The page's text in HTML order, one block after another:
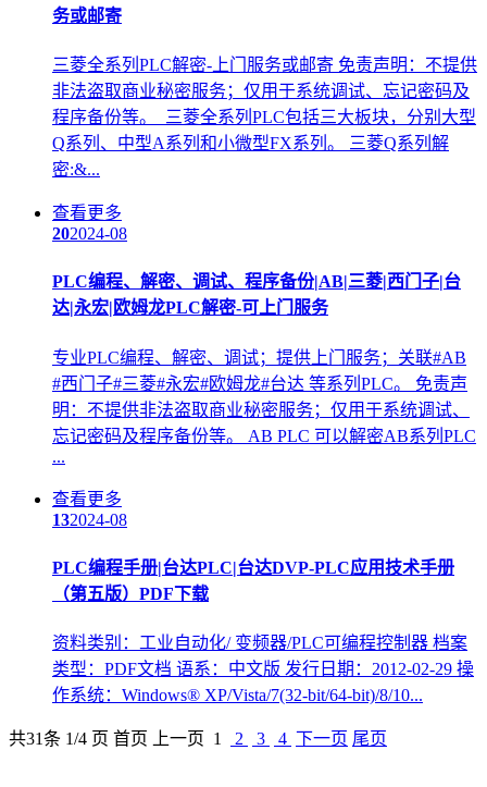
务或邮寄
三菱全系列PLC解密-上门服务或邮寄 免责声明：不提供
非法盗取商业秘密服务；仅用于系统调试、忘记密码及
程序备份等。 三菱全系列PLC包括三大板块，分别大型
Q系列、中型A系列和小微型FX系列。 三菱Q系列解
密:&...
查看更多
202024-08
PLC编程、解密、调试、程序备份|AB|三菱|西门子|台
达|永宏|欧姆龙PLC解密-可上门服务
专业PLC编程、解密、调试；提供上门服务；关联#AB
#西门子#三菱#永宏#欧姆龙#台达 等系列PLC。 免责声
明：不提供非法盗取商业秘密服务；仅用于系统调试、
忘记密码及程序备份等。 AB PLC 可以解密AB系列PLC
...
查看更多
132024-08
PLC编程手册|台达PLC|台达DVP-PLC应用技术手册
（第五版）PDF下载
资料类别：工业自动化/ 变频器/PLC可编程控制器 档案
类型：PDF文档 语系：中文版 发行日期：2012-02-29 操
作系统：Windows® XP/Vista/7(32-bit/64-bit)/8/10...
共31条 1/4 页 首页 上一页 1 2 3 4 下一页 尾页